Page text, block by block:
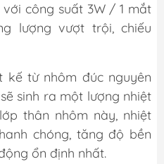
với công suất 3W / 1 mắt
lượng vượt trội, chiếu
từ nhôm đúc nguyên
sinh ra một lượng nhiệt
thân nhôm này, nhiệt
chóng, tăng độ bền
ổn định nhất.